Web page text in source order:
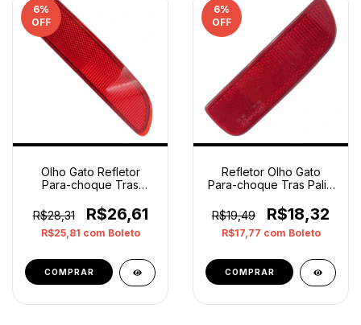
6%
OFF
Olho Gato Refletor
Para-choque Tras
Vermelho
R$28,31 R$26,61
R$25,81 com Boleto
6%
OFF
Refletor Olho Gato
Para-choque Tras Palio
Vermelho
R$19,49 R$18,32
R$17,77 com Boleto